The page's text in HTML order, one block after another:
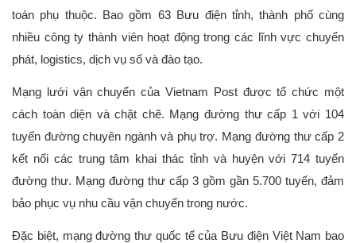
toán phụ thuộc. Bao gồm 63 Bưu điện tỉnh, thành phố cùng
nhiều công ty thành viên hoạt động trong các lĩnh vực chuyển
phát, logistics, dịch vụ số và đào tạo.
Mạng lưới vận chuyển của Vietnam Post được tổ chức một
cách toàn diện và chặt chẽ. Mạng đường thư cấp 1 với 104
tuyến đường chuyên ngành và phụ trợ. Mạng đường thư cấp 2
kết nối các trung tâm khai thác tỉnh và huyện với 714 tuyến
đường thư. Mạng đường thư cấp 3 gồm gần 5.700 tuyến, đảm
bảo phục vụ nhu cầu vận chuyển trong nước.
Đặc biệt, mạng đường thư quốc tế của Bưu điện Việt Nam bao